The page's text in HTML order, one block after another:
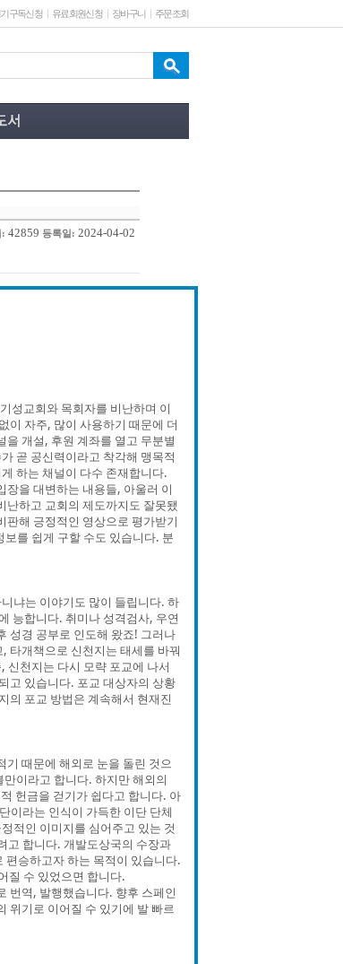
구독신청 유료회원신청 장바구니 주문조회
: 42859 등록일: 2024-04-02
성교회와 목회자를 비난하며 이
이 자주, 많이 사용하기 때문에 더
개설, 후원 계좌를 열고 무분별
곧 공신력이라고 착각해 맹목적
하는 채널이 다수 존재합니다.
을 대변하는 내용들, 아울러 이
하고 교회의 제도까지도 잘못됐
해 긍정적인 영상으로 평가받기
를 쉽게 구할 수도 있습니다. 분
냐는 이야기도 많이 들립니다. 하
능합니다. 취미나 성격검사, 우연
성경 공부로 인도해 왔죠! 그러나
타개책으로 신천지는 태세를 바꿔
천지는 다시 모략 포교에 나서
고 있습니다. 포교 대상자의 상황
의 포교 방법은 계속해서 현재진
때문에 해외로 눈을 돌린 것으
이라고 합니다. 하지만 해외의
헌금을 걷기가 쉽다고 합니다. 아
이라는 인식이 가득한 이단 단체
적인 이미지를 심어주고 있는 것
고 합니다. 개발도상국의 수장과
편승하고자 하는 목적이 있습니다.
질 수 있었으면 합니다.
번역, 발행했습니다. 향후 스페인
위기로 이어질 수 있기에 발 빠르